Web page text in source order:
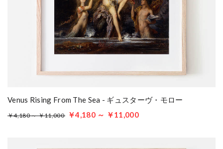
Venus Rising From The Sea - ギュスターヴ・モロー
￥4,180 ～ ￥11,000 ￥4,180 ～ ￥11,000